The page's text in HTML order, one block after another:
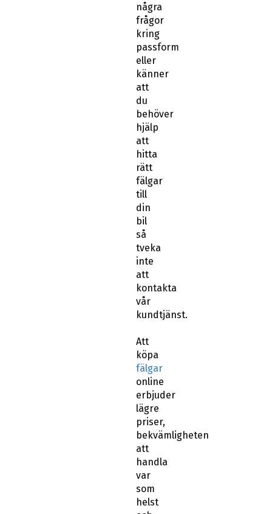
några
frågor
kring
passform
eller
känner
att
du
behöver
hjälp
att
hitta
rätt
fälgar
till
din
bil
så
tveka
inte
att
kontakta
vår
kundtjänst.
Att
köpa
fälgar
online
erbjuder
lägre
priser,
bekvämligheten
att
handla
var
som
helst